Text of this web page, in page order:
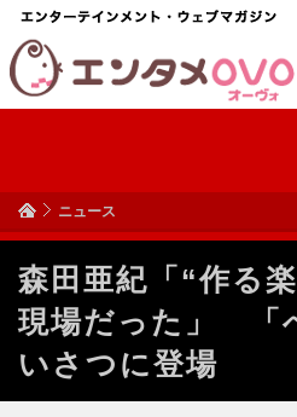
ニュース
森田亜紀「“作る
現場だった」 「
いさつに登場